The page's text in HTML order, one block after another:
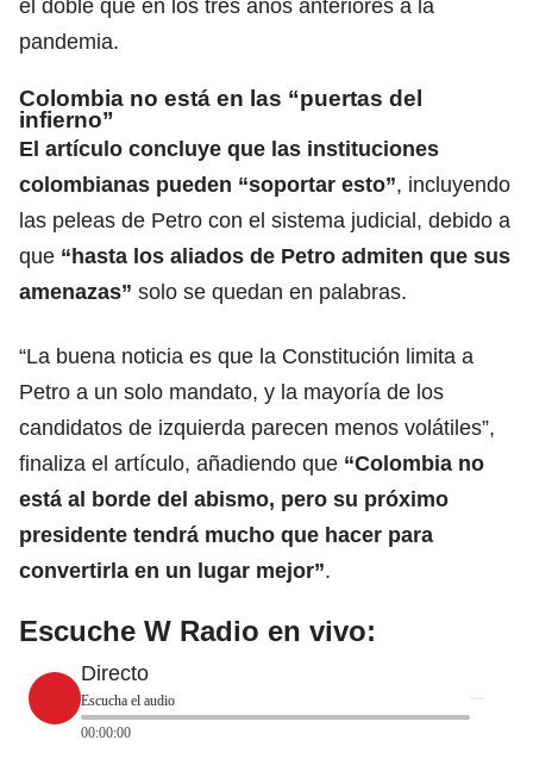
el doble que en los tres años anteriores a la
pandemia.
Colombia no está en las “puertas del
infierno”
El artículo concluye que las instituciones
colombianas pueden “soportar esto”, incluyendo
las peleas de Petro con el sistema judicial, debido a
que “hasta los aliados de Petro admiten que sus
amenazas” solo se quedan en palabras.
“La buena noticia es que la Constitución limita a
Petro a un solo mandato, y la mayoría de los
candidatos de izquierda parecen menos volátiles”,
finaliza el artículo, añadiendo que “Colombia no
está al borde del abismo, pero su próximo
presidente tendrá mucho que hacer para
convertirla en un lugar mejor”.
Escuche W Radio en vivo:
Directo
Escucha el audio
00:00:00